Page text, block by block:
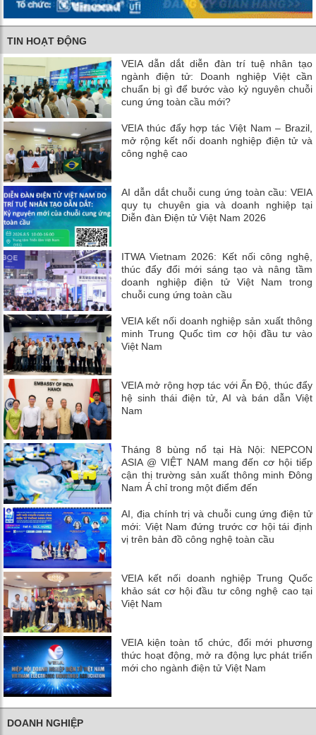
TIN HOẠT ĐỘNG
VEIA dẫn dắt diễn đàn trí tuệ nhân tạo
ngành điện tử: Doanh nghiệp Việt cần
chuẩn bị gì để bước vào kỷ nguyên chuỗi
cung ứng toàn cầu mới?
VEIA thúc đẩy hợp tác Việt Nam – Brazil,
mở rộng kết nối doanh nghiệp điện tử và
công nghệ cao
AI dẫn dắt chuỗi cung ứng toàn cầu: VEIA
quy tụ chuyên gia và doanh nghiệp tại
Diễn đàn Điện tử Việt Nam 2026
ITWA Vietnam 2026: Kết nối công nghệ,
thúc đẩy đổi mới sáng tạo và nâng tầm
doanh nghiệp điện tử Việt Nam trong
chuỗi cung ứng toàn cầu
VEIA kết nối doanh nghiệp sản xuất thông
minh Trung Quốc tìm cơ hội đầu tư vào
Việt Nam
VEIA mở rộng hợp tác với Ấn Độ, thúc đẩy
hệ sinh thái điện tử, AI và bán dẫn Việt
Nam
Tháng 8 bùng nổ tại Hà Nội: NEPCON
ASIA @ VIỆT NAM mang đến cơ hội tiếp
cận thị trường sản xuất thông minh Đông
Nam Á chỉ trong một điểm đến
AI, địa chính trị và chuỗi cung ứng điện tử
mới: Việt Nam đứng trước cơ hội tái định
vị trên bản đồ công nghệ toàn cầu
VEIA kết nối doanh nghiệp Trung Quốc
khảo sát cơ hội đầu tư công nghệ cao tại
Việt Nam
VEIA kiện toàn tổ chức, đổi mới phương
thức hoạt động, mở ra động lực phát triển
mới cho ngành điện tử Việt Nam
DOANH NGHIỆP